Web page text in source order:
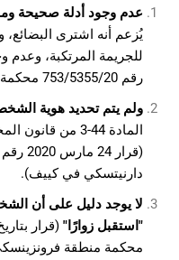
عدم وجود أدلة صحيحة
يُزعم أنه اشترى
رقم 753/5355/20 محكمة منطقة دارنيتسكي في كييف).
ولم يتم تحديد هوية
المادة 44-3 من
دارنيتسكي في كييف).
لا يوجد دليل على أن
"استقبل زوارًا"
محكمة منطقة